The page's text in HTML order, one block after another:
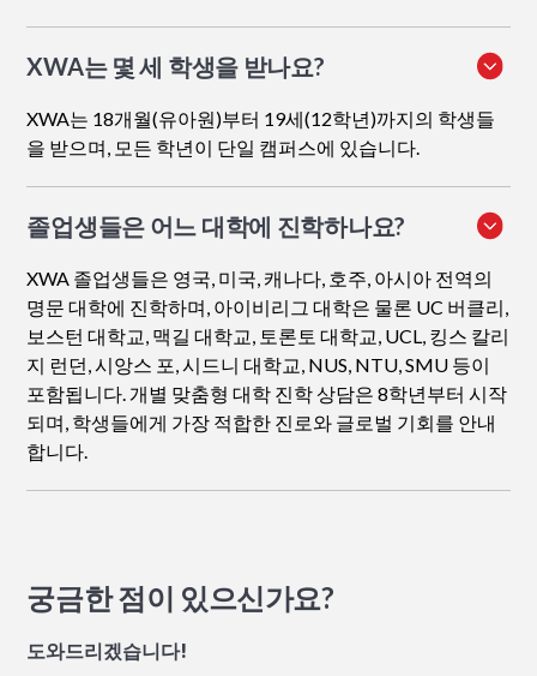
XWA는 몇 세 학생을 받나요?
XWA는 18개월(유아원)부터 19세(12학년)까지의 학생들
을 받으며, 모든 학년이 단일 캠퍼스에 있습니다.
졸업생들은 어느 대학에 진학하나요?
XWA 졸업생들은 영국, 미국, 캐나다, 호주, 아시아 전역의
명문 대학에 진학하며, 아이비리그 대학은 물론 UC 버클리,
보스턴 대학교, 맥길 대학교, 토론토 대학교, UCL, 킹스 칼리
지 런던, 시앙스 포, 시드니 대학교, NUS, NTU, SMU 등이
포함됩니다. 개별 맞춤형 대학 진학 상담은 8학년부터 시작
되며, 학생들에게 가장 적합한 진로와 글로벌 기회를 안내
합니다.
궁금한 점이 있으신가요?
도와드리겠습니다!